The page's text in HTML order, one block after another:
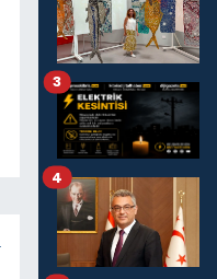
3
4